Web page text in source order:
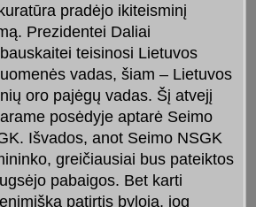
pradėjo ikiteisminį
Prezidentei Daliai
teisinosi Lietuvos
vadas, šiam – Lietuvos
oro pajėgų vadas. Šį atvejį
posėdyje aptarė Seimo
Išvados, anot Seimo NSGK
greičiausiai bus pateiktos
pabaigos. Bet karti
patirtis byloja, jog